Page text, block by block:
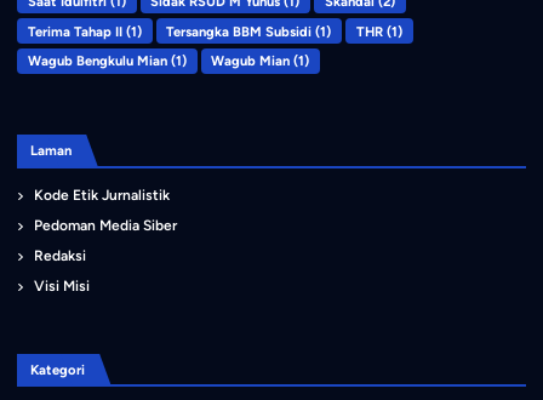
Terima Tahap II(1) Tersangka BBM Subsidi (1) THR (1)
Wagub Bengkulu Mian(1) Wagub Mian (1)
Laman
Kode Etik Jurnalistik
Pedoman Media Siber
Redaksi
Visi Misi
Kategori